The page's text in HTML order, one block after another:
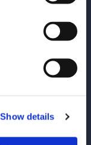
Show details
finiti (ID
su materie
Passport, i brand
prodotto con i
grigio,